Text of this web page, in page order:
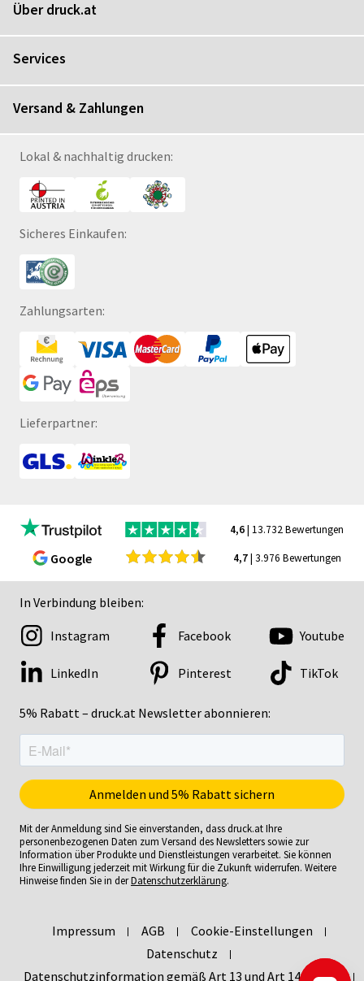
Über druck.at
Services
Versand & Zahlungen
Lokal & nachhaltig drucken:
Sicheres Einkaufen:
Zahlungsarten:
Lieferpartner:
4,6| 13.732 Bewertungen
Google 4,7| 3.976 Bewertungen
In Verbindung bleiben:
5% Rabatt – druck.at Newsletter abonnieren:
Instagram Facebook Youtube
LinkedIn Pinterest TikTok
Mit der Anmeldung sind Sie einverstanden, dass druck.at Ihre
personenbezogenen Daten zum Versand des Newsletters sowie zur
Information über Produkte und Dienstleistungen verarbeitet. Sie können
Ihre Einwilligung jederzeit mit Wirkung für die Zukunft widerrufen. Weitere
Hinweise finden Sie in derDatenschutzerklärung.
Impressum AGB
Cookie-Einstellungen
Datenschutz
Datenschutzinformation gemäß Art 13 und Art 14 DSGVO